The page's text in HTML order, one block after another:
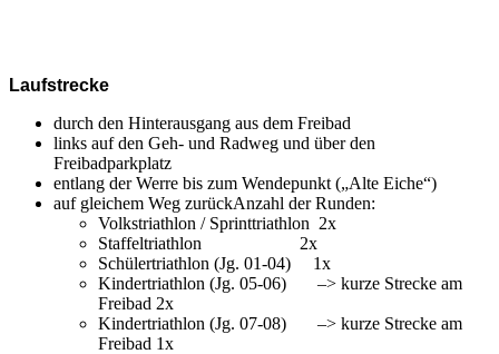
Laufstrecke
durch den Hinterausgang aus dem Freibad
links auf den Geh- und Radweg und über den
Freibadparkplatz
entlang der Werre bis zum Wendepunkt („Alte Eiche“)
auf gleichem Weg zurückAnzahl der Runden:
Volkstriathlon / Sprinttriathlon 2x
Staffeltriathlon 2x
Schülertriathlon (Jg. 01-04) 1x
Kindertriathlon (Jg. 05-06) –> kurze Strecke am
Freibad 2x
Kindertriathlon (Jg. 07-08) –> kurze Strecke am
Freibad 1x